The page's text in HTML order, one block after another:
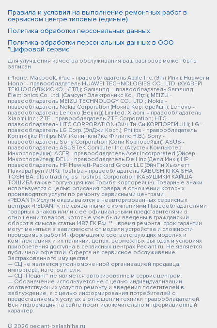
Правила и условия на выполнение ремонтных работ в
сервисном центре типовые (единые)
Политика обработки персональных данных
Политика обработки персональных данных в ООО
"Цифровой сервис"
Для улучшения качества обслуживания ваш разговор может быть
записан
iPhone, Macbook, iPad - правообладатель Apple Inc. (Эпл Инк.); Huawei и
Honor - правообладатель HUAWEI TECHNOLOGIES CO., LTD. (ХУАВЕЙ
ТЕКНОЛОДЖИС КО., ЛТД.); Samsung – правообладатель Samsung
Electronics Co. Ltd. (Самсунг Электроникс Ко., Лтд.); MEIZU -
правообладатель MEIZU TECHNOLOGY CO., LTD.; Nokia -
правообладатель Nokia Corporation (Нокиа Корпорейшн); Lenovo -
правообладатель Lenovo (Beijing) Limited; Xiaomi - правообладатель
Xiaomi Inc.; ZTE - правообладатель ZTE Corporation; HTC -
правообладатель HTC CORPORATION (Эйч-Ти-Си КОРПОРЕЙШН); LG -
правообладатель LG Corp. (ЭлДжи Корп.); Philips - правообладатель
Koninklijke Philips N.V. (Конинклийке Филипс Н.В.); Sony -
правообладатель Sony Corporation (Сони Корпорейшн); ASUS -
правообладатель ASUSTeK Computer Inc. (Асустек Компьютер
Инкорпорейшн); ACER - правообладатель Acer Incorporated (Эйсер
Инкорпорейтед); DELL - правообладатель Dell Inc.(Делл Инк.); HP -
правообладатель HP Hewlett-Packard Group LLC (ЭйчПи Хьюлетт
Паккард Груп ЛЛК); Toshiba - правообладатель KABUSHIKI KAISHA
TOSHIBA, also trading as Toshiba Corporation (КАБУШИКИ КАЙША
ТОШИБА также торгующая как Тосиба Корпорейшн). Товарные знаки
используется с целью описания товара, в отношении которых
производятся услуги по ремонту сервисными центрами
«PEDANT».Услуги оказываются в неавторизованных сервисных
центрах «PEDANT», не связанными с компаниями Правообладателями
товарных знаков и/или с ее официальными представителями в
отношении товаров, которые уже были введены в гражданский
оборот в смысле статьи 1487 ГК РФ ** - время ремонта, срок гарантии
могут меняться в зависимости от модели устройства и сложности
проводимых работ Информация о соответствующих моделях и
комплектациях и их наличии, ценах, возможных выгодах и условиях
приобретения доступна в сервисных центрах Pedant.ru. Не является
публичной офертой. Оферта на сервисное обслуживание
Застрахованного имущества
— СЦ не является уполномоченной организацией продавца,
импортера, изготовителя.
— СЦ "Педант" не является авторизованным сервис центром.
— Обозначение используется не с целью индивидуализации
соответствующих услуг по ремонту и введения посетителей в
заблуждение, а с целью информирования потребителей о
предоставляемых услугах в отношении техники правообладателей.
Вся информация на сайте носит исключительно информационный
характер.
© 2026 pedant-balashiha.ru